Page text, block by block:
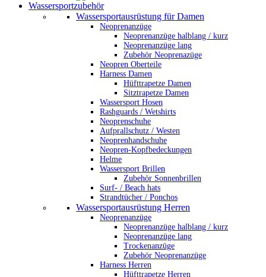
Wassersportzubehör
Wassersportausrüstung für Damen
Neoprenanzüge
Neoprenanzüge halblang / kurz
Neoprenanzüge lang
Zubehör Neoprenazüge
Neopren Oberteile
Harness Damen
Hüfttrapetze Damen
Sitztrapetze Damen
Wassersport Hosen
Rashguards / Wetshirts
Neoprenschuhe
Aufprallschutz / Westen
Neoprenhandschuhe
Neopren-Kopfbedeckungen
Helme
Wassersport Brillen
Zubehör Sonnenbrillen
Surf- / Beach hats
Strandtücher / Ponchos
Wassersportausrüstung Herren
Neoprenanzüge
Neoprenanzüge halblang / kurz
Neoprenanzüge lang
Trockenanzüge
Zubehör Neoprenanzüge
Harness Herren
Hüfttrapetze Herren